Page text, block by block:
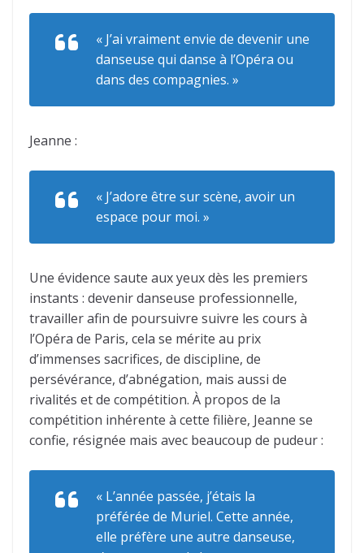
« J’ai vraiment envie de devenir une
danseuse qui danse à l’Opéra ou
dans des compagnies. »
Jeanne :
« J’adore être sur scène, avoir un
espace pour moi. »
Une évidence saute aux yeux dès les premiers
instants : devenir danseuse professionnelle,
travailler afin de poursuivre suivre les cours à
l’Opéra de Paris, cela se mérite au prix
d’immenses sacrifices, de discipline, de
persévérance, d’abnégation, mais aussi de
rivalités et de compétition. À propos de la
compétition inhérente à cette filière, Jeanne se
confie, résignée mais avec beaucoup de pudeur :
« L’année passée, j’étais la
préférée de Muriel. Cette année,
elle préfère une autre danseuse,